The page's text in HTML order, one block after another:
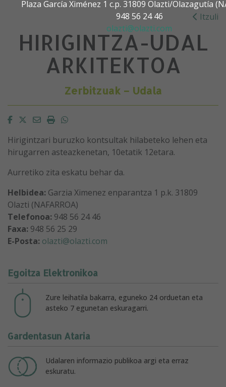
Plaza García Ximénez 1 c.p. 31809 Olazti/Olazagutía
948 56 24 46
olazti@olazti.com
Itzuli
HIRIGINTZA-UDAL
ARKITEKTOA
Zerbitzuak – Udala
Facebook
Twitter
EmailImprimirWhatsapp
Hirigintzari buruzko kontsultak hilabeteko lehen eta
hirugarren asteazkenetan, 10etatik 12etara.
Aurretiko zita eskatu behar da.
Helbidea: Garzia Ximenez enparantza 1 p.k. 31809
Olazti (NAFARROA)
Telefonoa: 948 56 24 46
Faxa: 948 56 25 29
E-Posta: olazti@olazti.com
Egoitza Elektronikoa
Zure leihatila bakarra, eguneko 24 orduetan eta
asteko 7 egunetan eskuragarri.
Gardentasun Ataria
Udalaren informazio publikoa argi eta erraz
eskuratu.